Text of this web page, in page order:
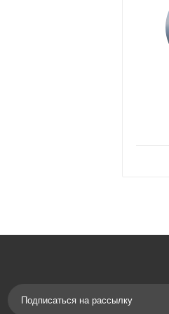
Подписаться на рассылку